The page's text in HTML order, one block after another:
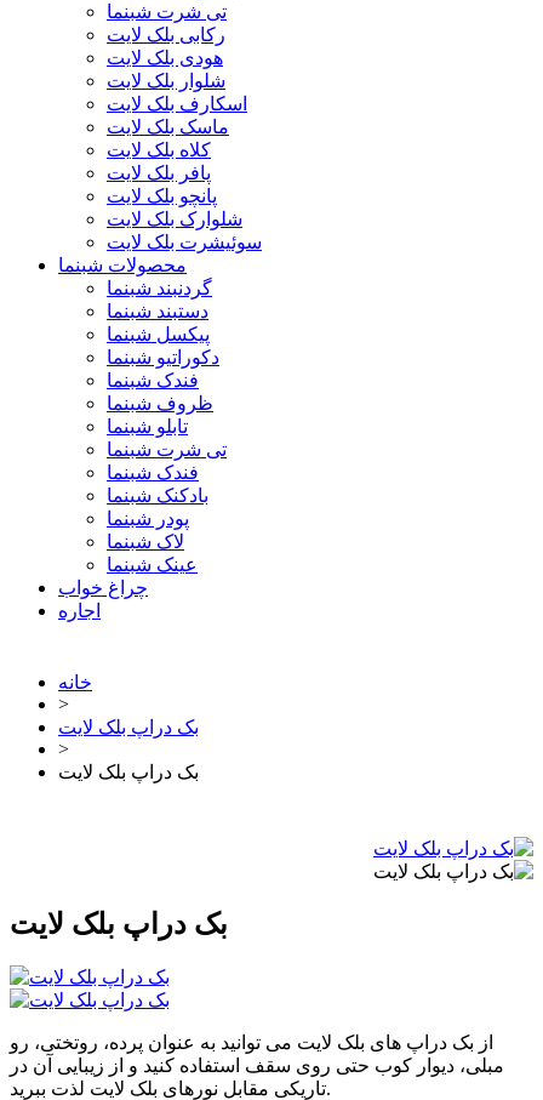
تی شرت شبنما
رکابی بلک لایت
هودی بلک لایت
شلوار بلک لایت
اسکارف بلک لایت
ماسک بلک لایت
کلاه بلک لایت
پافر بلک لایت
پانچو بلک لایت
شلوارک بلک لایت
سوئیشرت بلک لایت
محصولات شبنما
گردنبند شبنما
دستبند شبنما
پیکسل شبنما
دکوراتیو شبنما
فندک شبنما
ظروف شبنما
تابلو شبنما
تی شرت شبنما
فندک شبنما
بادکنک شبنما
پودر شبنما
لاک شبنما
عینک شبنما
چراغ خواب
اجاره
خانه
>
بک دراپ بلک لایت
>
بک دراپ بلک لایت
بک دراپ بلک لایت
از بک دراپ های بلک لایت می توانید به عنوان پرده، روتختی، رو
مبلی، دیوار کوب حتی روی سقف استفاده کنید و از زیبایی آن در
تاریکی مقابل نورهای بلک لایت لذت ببرید.